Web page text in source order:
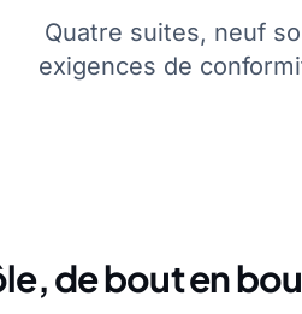
Quatre suites, neuf
exigences de
de bout en